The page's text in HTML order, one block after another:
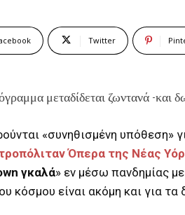
Twitter
μεταδίδεται ζωντανά -και
«συνηθισμένη υπόθεση»
Όπερα της Νέας
γκαλά» εν μέσω πανδημίας
κόσμου είναι ακόμη και για τα